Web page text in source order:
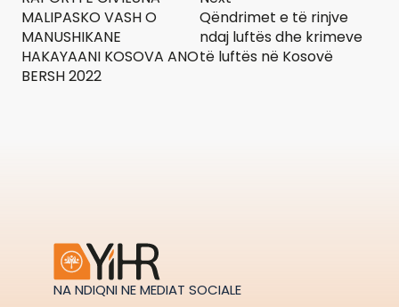
MALIPASKO VASH O
MANUSHIKANE
HAKAYAANI KOSOVA ANO
BERSH 2022
Qëndrimet e të rinjve
ndaj luftës dhe krimeve
të luftës në Kosovë
NA NDIQNI NE MEDIAT SOCIALE